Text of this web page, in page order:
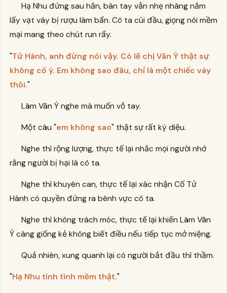
Hạ Nhu đứng sau hắn, bàn tay vẫn nhẹ nhàng nắm
lấy vạt váy bị rượu làm bẩn. Cô ta cúi đầu, giọng nói mềm
mại mang theo chút run rẩy.
"Tử Hành, anh đừng nói vậy. Có lẽ chị Vãn Ý thật sự
không cố ý. Em không sao đâu, chỉ là một chiếc váy
thôi."
Lâm Vãn Ý nghe mà muốn vỗ tay.
Một câu "em không sao" thật sự rất kỳ diệu.
Nghe thì rộng lượng, thực tế lại nhắc mọi người nhớ
rằng người bị hại là cô ta.
Nghe thì khuyên can, thực tế lại xác nhận Cố Tử
Hành có quyền đứng ra bênh vực cô ta.
Nghe thì không trách móc, thực tế lại khiến Lâm Vãn
Ý càng giống kẻ không biết điều nếu tiếp tục mở miệng.
Quả nhiên, xung quanh lại có người bắt đầu thì thầm.
"Hạ Nhu tính tình mềm thật."